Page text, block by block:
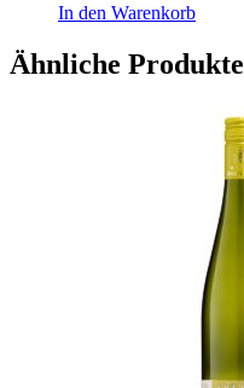
In den Warenkorb
Ähnliche Produkte